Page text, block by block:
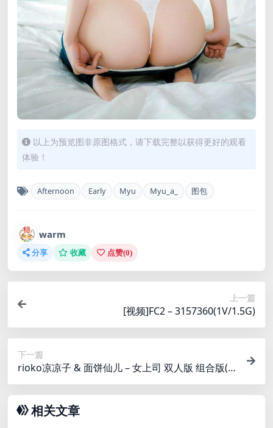
以上为预览图非原图格式，请下载完整以获得更好的观看
体验！
Afternoon Early Myu Myu_a_ 图包
warm
分享 收藏 点赞(0)
上一篇
[视频]FC2 – 3157360(1V/1.5G)
下一篇
rioko凉凉子 & 面饼仙儿 – 女上司 双人版 组合版(4
相关文章